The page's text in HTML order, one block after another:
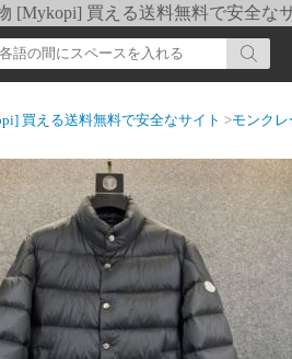
[Mykopi] 買える送料無料で安全な
買える送料無料で安全なサイト >モンク